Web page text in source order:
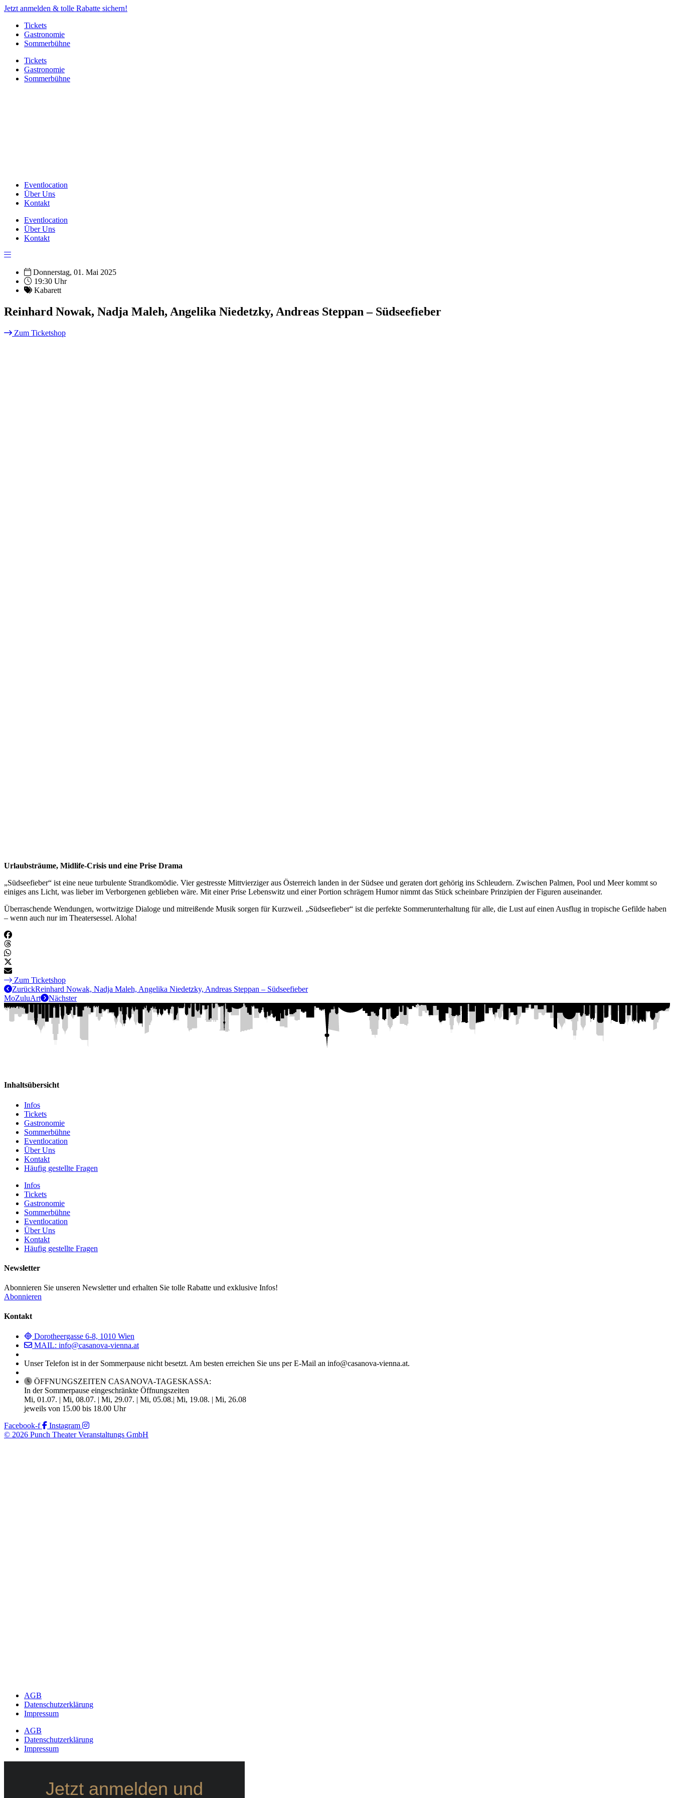
Jetzt anmelden & tolle Rabatte sichern!
Tickets
Gastronomie
Sommerbühne
Tickets
Gastronomie
Sommerbühne
Eventlocation
Über Uns
Kontakt
Eventlocation
Über Uns
Kontakt
Donnerstag, 01. Mai 2025
19:30 Uhr
Kabarett
Reinhard Nowak, Nadja Maleh, Angelika Niedetzky, Andreas Steppan – Südseefieber
Zum Ticketshop
Urlaubsträume, Midlife-Crisis und eine Prise Drama
„Südseefieber“ ist eine neue turbulente Strandkomödie. Vier gestresste Mittvierziger aus Österreich landen in der Südsee und geraten dort gehörig ins Schleudern. Zwischen Palmen, Pool und Meer kommt so
einiges ans Licht, was lieber im Verborgenen geblieben wäre. Mit einer Prise Lebenswitz und einer Portion schrägem Humor nimmt das Stück scheinbare Prinzipien der Figuren auseinander.
Überraschende Wendungen, wortwitzige Dialoge und mitreißende Musik sorgen für Kurzweil. „Südseefieber“ ist die perfekte Sommerunterhaltung für alle, die Lust auf einen Ausflug in tropische Gefilde haben
– wenn auch nur im Theatersessel. Aloha!
Zum Ticketshop
ZurückReinhard Nowak, Nadja Maleh, Angelika Niedetzky, Andreas Steppan – Südseefieber
MoZuluArt
Nächster
Inhaltsübersicht
Infos
Tickets
Gastronomie
Sommerbühne
Eventlocation
Über Uns
Kontakt
Häufig gestellte Fragen
Infos
Tickets
Gastronomie
Sommerbühne
Eventlocation
Über Uns
Kontakt
Häufig gestellte Fragen
Newsletter
Abonnieren Sie unseren Newsletter und erhalten Sie tolle Rabatte und exklusive Infos!
Abonnieren
Kontakt
Dorotheergasse 6-8, 1010 Wien
MAIL: info@casanova-vienna.at
Unser Telefon ist in der Sommerpause nicht besetzt. Am besten erreichen Sie uns per E-Mail an info@casanova-vienna.at.
ÖFFNUNGSZEITEN CASANOVA-TAGESKASSA:
In der Sommerpause eingeschränkte Öffnungszeiten
Mi, 01.07. | Mi, 08.07. | Mi, 29.07. | Mi, 05.08.| Mi, 19.08. | Mi, 26.08
jeweils von 15.00 bis 18.00 Uhr
Facebook-f
Instagram
© 2026 Punch Theater Veranstaltungs GmbH
AGB
Datenschutzerklärung
Impressum
AGB
Datenschutzerklärung
Impressum
Jetzt anmelden und